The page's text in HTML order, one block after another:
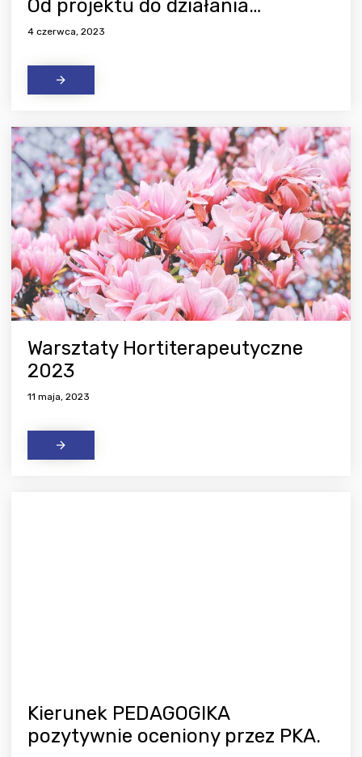
Od projektu do działania…
4 czerwca, 2023
Warsztaty Hortiterapeutyczne
2023
11 maja, 2023
Kierunek PEDAGOGIKA
pozytywnie oceniony przez PKA.